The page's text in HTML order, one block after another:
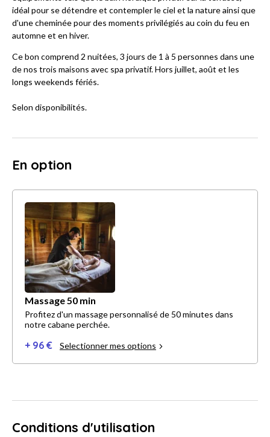
idéal pour se détendre et contempler le ciel et la nature ainsi que
d'une cheminée pour des moments privilégiés au coin du feu en
automne et en hiver.
Ce bon comprend 2 nuitées, 3 jours de 1 à 5 personnes dans une
de nos trois maisons avec spa privatif. Hors juillet, août et les
longs weekends fériés.
Selon disponibilités.
En option
Massage 50 min
Profitez d'un massage personnalisé de 50 minutes dans
notre cabane perchée.
+ 96 € Selectionner mes options
Conditions d'utilisation